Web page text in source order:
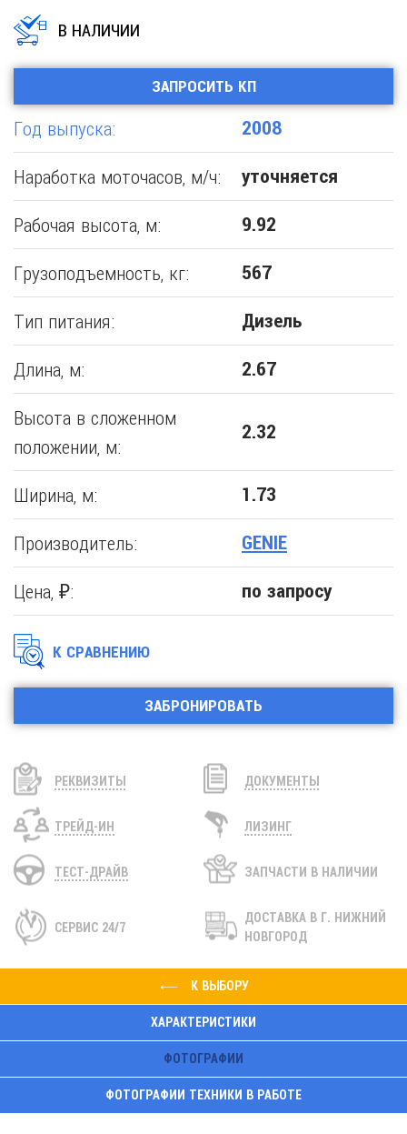
В НАЛИЧИИ
ЗАПРОСИТЬ КП
Год выпуска: 2008
Наработка моточасов, м/ч: уточняется
Рабочая высота, м: 9.92
Грузоподъемность, кг: 567
Тип питания: Дизель
Длина, м: 2.67
Высота в сложенном
положении, м:
2.32
Ширина, м: 1.73
Производитель: GENIE
Цена, ₽: по запросу
К СРАВНЕНИЮ
ЗАБРОНИРОВАТЬ
РЕКВИЗИТЫ ДОКУМЕНТЫ
ТРЕЙД-ИН ЛИЗИНГ
ТЕСТ-ДРАЙВ ЗАПЧАСТИ В НАЛИЧИИ
СЕРВИС 24/7
ДОСТАВКА В Г. НИЖНИЙ
НОВГОРОД
К ВЫБОРУ
ХАРАКТЕРИСТИКИ
ФОТОГРАФИИ
ФОТОГРАФИИ ТЕХНИКИ В РАБОТЕ